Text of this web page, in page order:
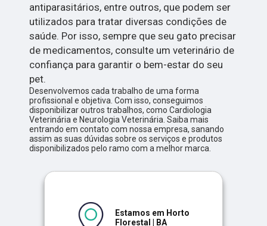
antiparasitários, entre outros, que podem ser
utilizados para tratar diversas condições de
saúde. Por isso, sempre que seu gato precisar
de medicamentos, consulte um veterinário de
confiança para garantir o bem-estar do seu
pet.
Desenvolvemos cada trabalho de uma forma
profissional e objetiva. Com isso, conseguimos
disponibilizar outros trabalhos, como Cardiologia
Veterinária e Neurologia Veterinária. Saiba mais
entrando em contato com nossa empresa, sanando
assim as suas dúvidas sobre os serviços e produtos
disponibilizados pelo ramo com a melhor marca.
Estamos em Horto
Florestal | BA